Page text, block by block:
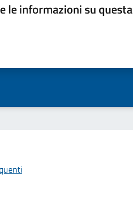
le informazioni su questa